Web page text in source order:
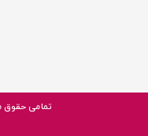
تمامی حقوق